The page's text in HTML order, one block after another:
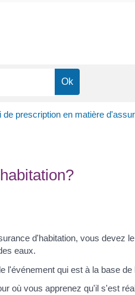
de prescription en matière
d'habitation, vous devez
eaux.
l'événement qui est à la base
où vous apprenez qu'il s'est